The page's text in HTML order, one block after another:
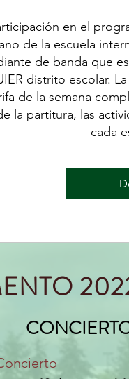
en el
de la escuela
de banda que
distrito escolar.
de la semana
la partitura, las
cada